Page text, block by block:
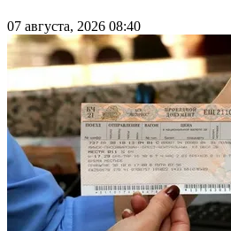
07 августа, 2026 08:40